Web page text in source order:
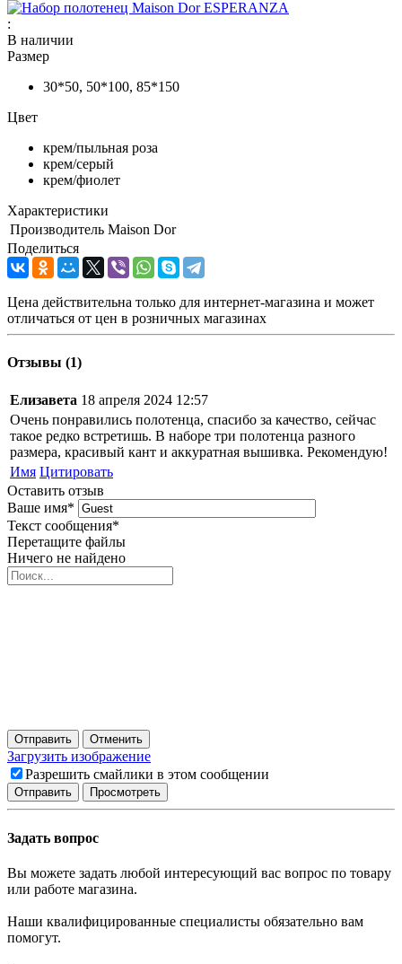
:
В наличии
Размер
30*50, 50*100, 85*150
Цвет
крем/пыльная роза
крем/серый
крем/фиолет
Характеристики
Производитель Maison Dor
Поделиться
Цена действительна только для интернет-магазина и может
отличаться от цен в розничных магазинах
Отзывы (1)
Елизавета 18 апреля 2024 12:57
Очень понравились полотенца, спасибо за качество, сейчас
такое редко встретишь. В наборе три полотенца разного
размера, красивый кант и аккуратная вышивка. Рекомендую!
Имя Цитировать
Оставить отзыв
Ваше имя*
Текст сообщения*
Перетащите файлы
Ничего не найдено
Отправить Отменить
Загрузить изображение
Разрешить смайлики в этом сообщении
Задать вопрос
Вы можете задать любой интересующий вас вопрос по товару
или работе магазина.
Наши квалифицированные специалисты обязательно вам
помогут.